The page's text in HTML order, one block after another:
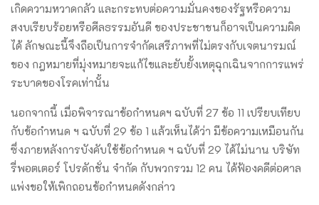
เกิดความหวาดกลัว และกระทบต่อความมั่นคงของรัฐหรือความ
สงบเรียบร้อยหรือศีลธรรมอันดี ของประชาชนก็อาจเป็นความผิด
ได้ ลักษณะนี้จึงถือเป็นการจํากัดเสรีภาพที่ไม่ตรงกับเจตนารมณ์
ของ กฎหมายที่มุ่งหมายจะแก้ไขและยับยั้งเหตุฉุกเฉินจากการแพร่
ระบาดของโรคเท่านั้น
นอกจากนี้ เมื่อพิจารณาข้อกําหนดฯ ฉบับที่ 27 ข้อ 11 เปรียบเทียบ
กับข้อกําหนด ฯ ฉบับที่ 29 ข้อ 1 แล้วเห็นได้ว่า มีข้อความเหมือนกัน
ซึ่งภายหลังการบังคับใช้ข้อกําหนด ฯ ฉบับที่ 29 ได้ไม่นาน บริษัท
รี่พอตเตอร์ โปรดักชั่น จํากัด กับพวกรวม 12 คน ได้ฟ้องคดีต่อศาล
แพ่งขอให้เพิกถอนข้อกําหนดดังกล่าว